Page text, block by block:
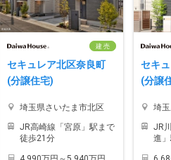
建 売
セキュレア北区奈良町
(分譲住宅)
埼玉県さいたま市北区
JR高崎線「宮原」駅まで
徒歩21分
セキ
(分譲
埼
JR
進